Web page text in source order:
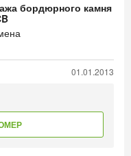
бордюрного камня
01.01.2013